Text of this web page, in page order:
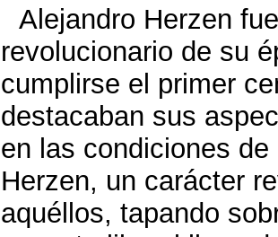
Alejandro Herzen
revolucionario de su
cumplirse el primer
destacaban sus
en las condiciones
Herzen, un carácter
aquéllos, tapando